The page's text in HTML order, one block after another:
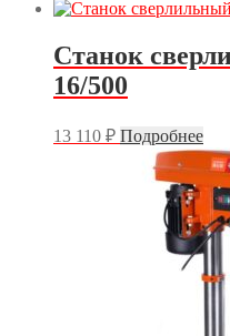
Станок
16/500
13 110 ₽ Подробнее